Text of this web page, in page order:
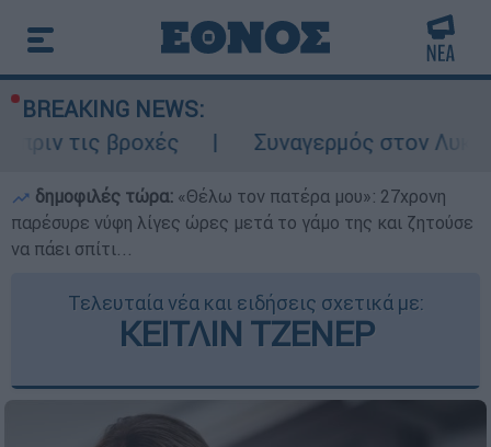
BREAKING NEWS:
Συναγερμός στον Λυκαβηττό:
δημοφιλές τώρα: «Θέλω τον πατέρα μου»: 27χρονη
παρέσυρε νύφη λίγες ώρες μετά το γάμο της και ζητούσε
να πάει σπίτι...
Τελευταία νέα και ειδήσεις σχετικά με:
ΚΕΙΤΛΙΝ ΤΖΕΝΕΡ